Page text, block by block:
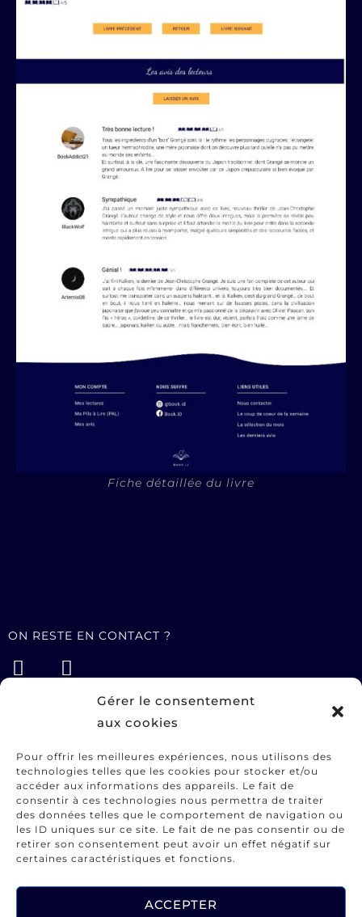
Gérer le consentement
aux cookies
Pour offrir les meilleures expériences, nous utilisons des
technologies telles que les cookies pour stocker et/ou
accéder aux informations des appareils. Le fait de
consentir à ces technologies nous permettra de traiter
des données telles que le comportement de navigation ou
les ID uniques sur ce site. Le fait de ne pas consentir ou de
retirer son consentement peut avoir un effet négatif sur
certaines caractéristiques et fonctions.
ACCEPTER
Fiche détaillée du livre
ON RESTE EN CONTACT ?
Services
Portfolio
A propos
Contact
INFORMATIONS UTILES
CGV